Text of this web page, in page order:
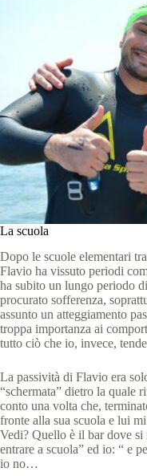
La scuola
Dopo le scuole elementari
Flavio ha vissuto periodi
ha subito un lungo periodo
procurato sofferenza,
assunto un atteggiamento
troppa importanza ai
tutto ciò che io, invece,
La passività di Flavio era
“schermata” dietro la quale
conto una volta che,
fronte alla sua scuola e lui
Vedi? Quello è il bar dove
entrare a scuola” ed io: “ e
io no…